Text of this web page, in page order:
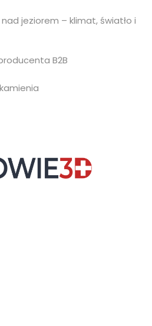
jeziorem – klimat, światło i
B2B